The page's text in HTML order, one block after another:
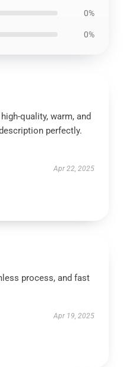
0%
0%
quality, warm, and
perfectly.
Apr 22, 2025
process, and fast
Apr 19, 2025